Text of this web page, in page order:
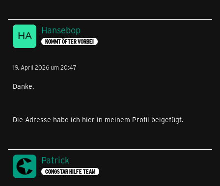
Hansebop
KOMMT ÖFTER VORBEI
19. April 2026 um 20:47
Danke.
Die Adresse habe ich hier in meinem Profil beigefügt.
Patrick
CONGSTAR HILFE TEAM